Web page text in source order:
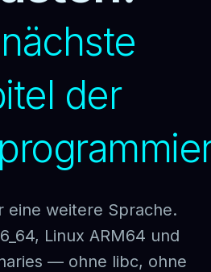
der
eine weitere Sprache.
Linux ARM64 und
— ohne libc, ohne